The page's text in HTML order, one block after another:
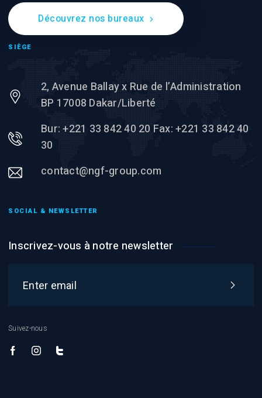
Conseiller NGF
Découvrez nos bureaux
SIÈGE
2, Avenue Ballay x Rue de l’Administration
BP 17008 Dakar/Liberté
Bur: +221 33 842 40 20 Fax: +221 33 842 40
30
contact@ngf-group.com
SOCIAL & NEWSLETTER
Inscrivez-vous à notre newsletter
Suivez-nous